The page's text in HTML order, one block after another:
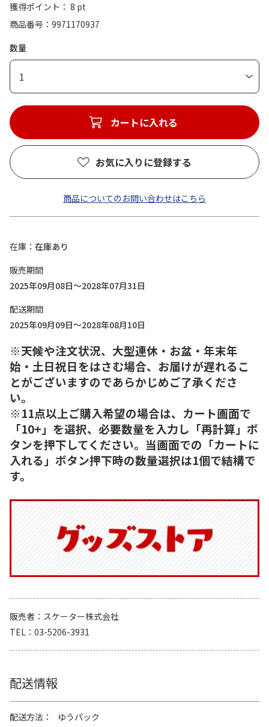
獲得ポイント： 8 pt
商品番号
9971170937
数量
1
カートに入れる
お気に入りに登録する
商品についてのお問い合わせはこちら
在庫
在庫あり
販売期間
2025年09月08日～2028年07月31日
配送期間
2025年09月09日～2028年08月10日
※天候や注文状況、大型連休・お盆・年末年
始・土日祝日をはさむ場合、お届けが遅れるこ
とがございますのであらかじめご了承くださ
い。
※11点以上ご購入希望の場合は、カート画面で
「10+」を選択、必要数量を入力し「再計算」ボ
タンを押下してください。当画面での「カートに
入れる」ボタン押下時の数量選択は1個で結構で
す。
販売者
スケーター株式会社
TEL
03-5206-3931
配送情報
配送方法
ゆうパック